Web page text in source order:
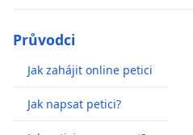
Průvodci
Jak zahájit online petici
Jak napsat petici?